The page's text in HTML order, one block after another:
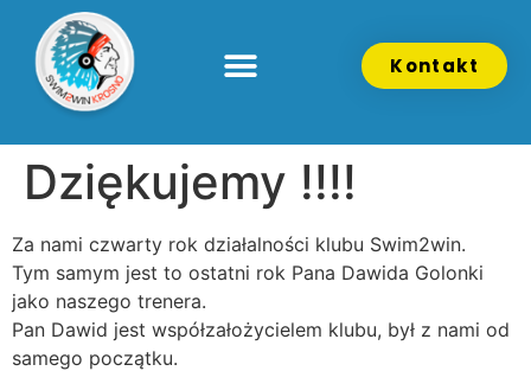
Kontakt
Dziękujemy !!!!
Za nami czwarty rok działalności klubu Swim2win.
Tym samym jest to ostatni rok Pana Dawida Golonki
jako naszego trenera.
Pan Dawid jest współzałożycielem klubu, był z nami od
samego początku.